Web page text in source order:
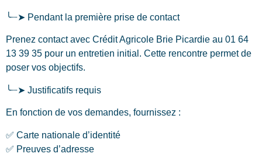
╰┈➤ Pendant la première prise de contact
Prenez contact avec Crédit Agricole Brie Picardie au 01 64
13 39 35 pour un entretien initial. Cette rencontre permet de
poser vos objectifs.
╰┈➤ Justificatifs requis
En fonction de vos demandes, fournissez :
✅ Carte nationale d’identité
✅ Preuves d’adresse